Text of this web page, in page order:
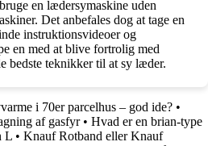
en lædersymaskine uden
Det anbefales dog at tage en
instruktionsvideoer og
en med at blive fortrolig med
bedste teknikker til at sy læder.
i 70er parcelhus – god ide? •
af gasfyr• Hvad er en brian-type
L • Knauf Rotband eller Knauf